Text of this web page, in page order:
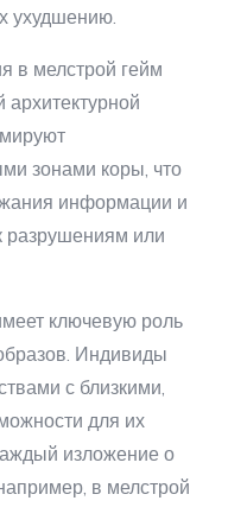
ухудшению.
в мелстрой гейм
архитектурной
зонами коры, что
информации и
разрушениям или
ключевую роль
Индивиды
с близкими,
для их
изложение о
в мелстрой